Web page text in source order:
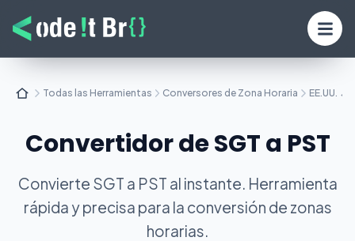
Todas las Herramientas Conversores de Zona Horaria EE.UU. ↔
Convertidor de SGT a PST
Convierte SGT a PST al instante. Herramienta
rápida y precisa para la conversión de zonas
horarias.